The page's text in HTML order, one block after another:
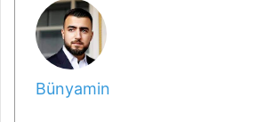
Bünyamin